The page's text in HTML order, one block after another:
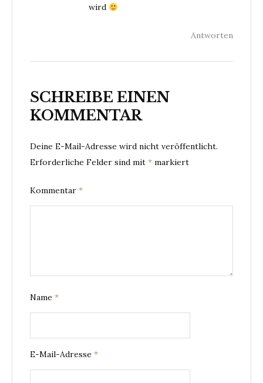
wird
Antworten
SCHREIBE EINEN
KOMMENTAR
Deine E-Mail-Adresse wird nicht veröffentlicht.
Erforderliche Felder sind mit * markiert
Kommentar *
Name *
E-Mail-Adresse *